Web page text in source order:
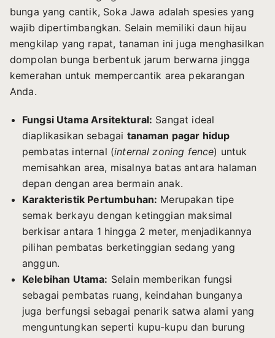
bunga yang cantik, Soka Jawa adalah spesies yang
wajib dipertimbangkan. Selain memiliki daun hijau
mengkilap yang rapat, tanaman ini juga menghasilkan
dompolan bunga berbentuk jarum berwarna jingga
kemerahan untuk mempercantik area pekarangan
Anda.
Fungsi Utama Arsitektural: Sangat ideal
diaplikasikan sebagai tanaman pagar hidup
pembatas internal (internal zoning fence) untuk
memisahkan area, misalnya batas antara halaman
depan dengan area bermain anak.
Karakteristik Pertumbuhan: Merupakan tipe
semak berkayu dengan ketinggian maksimal
berkisar antara 1 hingga 2 meter, menjadikannya
pilihan pembatas berketinggian sedang yang
anggun.
Kelebihan Utama: Selain memberikan fungsi
sebagai pembatas ruang, keindahan bunganya
juga berfungsi sebagai penarik satwa alami yang
menguntungkan seperti kupu-kupu dan burung